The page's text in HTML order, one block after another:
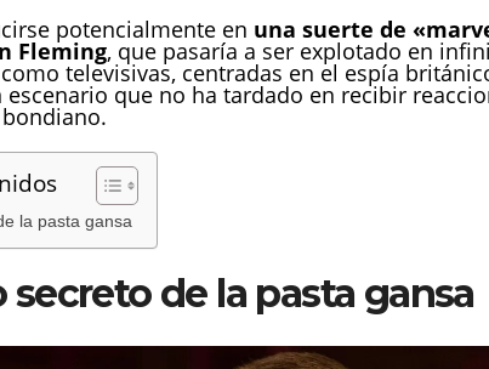
potencialmente en una suerte de
Fleming, que pasaría a ser explotado en
televisivas, centradas en el espía
escenario que no ha tardado en recibir
la pasta gansa
secreto de la pasta gansa